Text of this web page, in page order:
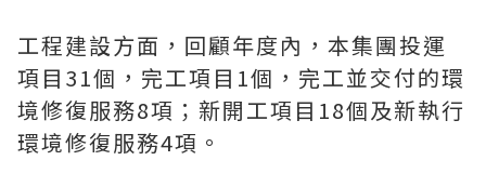
工程建設方面，回顧年度內，本集團投運
項目31個，完工項目1個，完工並交付的環
境修復服務8項；新開工項目18個及新執行
環境修復服務4項。